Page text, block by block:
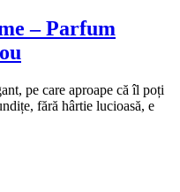
– Parfum
pe care aproape că îl poți
fără hârtie lucioasă, e